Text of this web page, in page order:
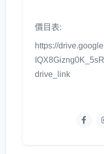
價目表:
https://
drive_link